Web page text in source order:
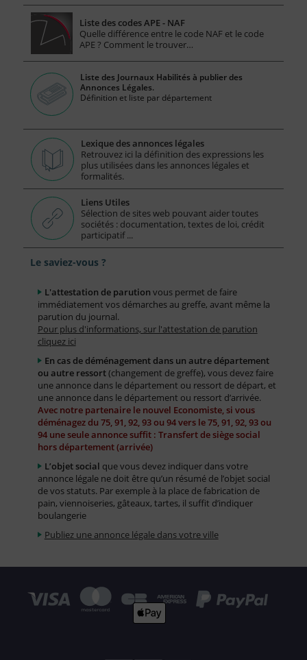
Liste des codes APE - NAF
Quelle différence entre le code NAF et le code
APE ? Comment le trouver…
Liste des Journaux Habilités à publier des
Annonces Légales.
Définition et liste par département
Lexique des annonces légales
Retrouvez ici la définition des expressions les
plus utilisées dans les annonces légales et
formalités.
Liens Utiles
Sélection de sites web pouvant aider toutes
sociétés : documentation, textes de loi, crédit
participatif ...
Le saviez-vous ?
L'attestation de parution vous permet de faire
immédiatement vos démarches au greffe, avant même la
parution du journal.
Pour plus d'informations, sur l'attestation de parution
cliquez ici
En cas de déménagement dans un autre département
ou autre ressort(changement de greffe), vous devez faire
une annonce dans le département ou ressort de départ, et
une annonce dans le département ou ressort d’arrivée.
Avec notre partenaire le nouvel Economiste, si vous
déménagez du 75, 91, 92, 93 ou 94 vers le 75, 91, 92, 93 ou
94 une seule annonce suffit : Transfert de siège social
hors département (arrivée)
L’objet social que vous devez indiquer dans votre
annonce légale ne doit être qu’un résumé de l’objet social
de vos statuts. Par exemple à la place de fabrication de
pain, viennoiseries, gâteaux, tartes, il suffit d’indiquer
boulangerie
Publiez une annonce légale dans votre ville